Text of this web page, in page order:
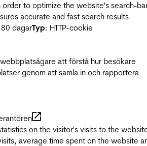
order to optimize the website's search-
accurate and fast search results.
dagarTyp: HTTP-cookie
att förstå hur besökare
genom att samla in och rapportera
on the visitor's visits to the
average time spent on the website